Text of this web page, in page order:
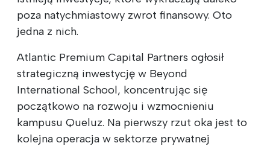
poza natychmiastowy zwrot finansowy. Oto
jedna z nich.
Atlantic Premium Capital Partners ogłosił
strategiczną inwestycję w Beyond
International School, koncentrując się
początkowo na rozwoju i wzmocnieniu
kampusu Queluz. Na pierwszy rzut oka jest to
kolejna operacja w sektorze prywatnej